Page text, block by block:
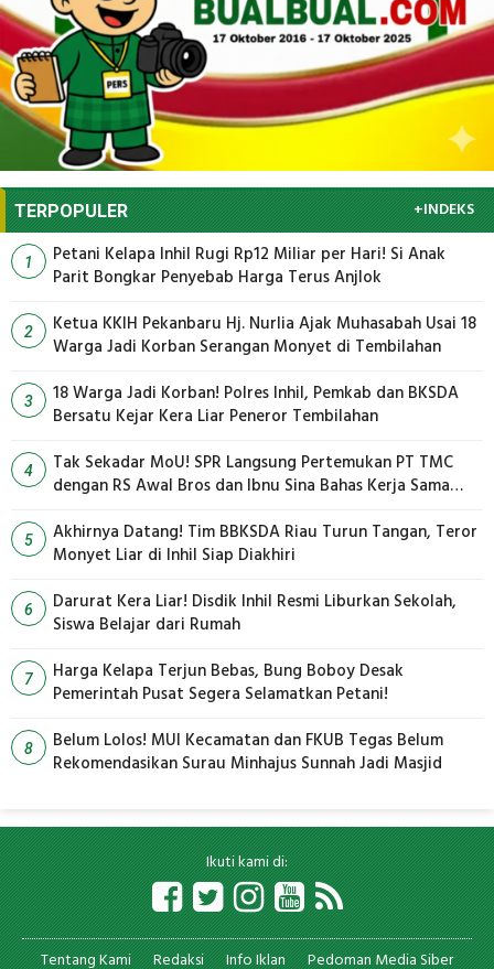
TERPOPULER +INDEKS
1
Petani Kelapa Inhil Rugi Rp12 Miliar per Hari! Si Anak
Parit Bongkar Penyebab Harga Terus Anjlok
2
Ketua KKIH Pekanbaru Hj. Nurlia Ajak Muhasabah Usai 18
Warga Jadi Korban Serangan Monyet di Tembilahan
3
18 Warga Jadi Korban! Polres Inhil, Pemkab dan BKSDA
Bersatu Kejar Kera Liar Peneror Tembilahan
4
Tak Sekadar MoU! SPR Langsung Pertemukan PT TMC
dengan RS Awal Bros dan Ibnu Sina Bahas Kerja Sama
5
Akhirnya Datang! Tim BBKSDA Riau Turun Tangan, Teror
Monyet Liar di Inhil Siap Diakhiri
6
Darurat Kera Liar! Disdik Inhil Resmi Liburkan Sekolah,
Siswa Belajar dari Rumah
7
Harga Kelapa Terjun Bebas, Bung Boboy Desak
Pemerintah Pusat Segera Selamatkan Petani!
8
Belum Lolos! MUI Kecamatan dan FKUB Tegas Belum
Rekomendasikan Surau Minhajus Sunnah Jadi Masjid
Ikuti kami di:
Tentang Kami Redaksi Info Iklan Pedoman Media Siber